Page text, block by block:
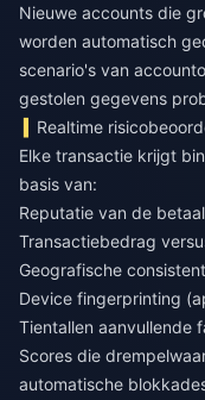
Nieuwe accounts die
worden automatisch
scenario's van
gestolen gegevens
Realtime
Elke transactie krijgt
basis van:
Reputatie van de
Transactiebedrag
Geografische
Device fingerprinting
Tientallen aanvullende
Scores die
automatische